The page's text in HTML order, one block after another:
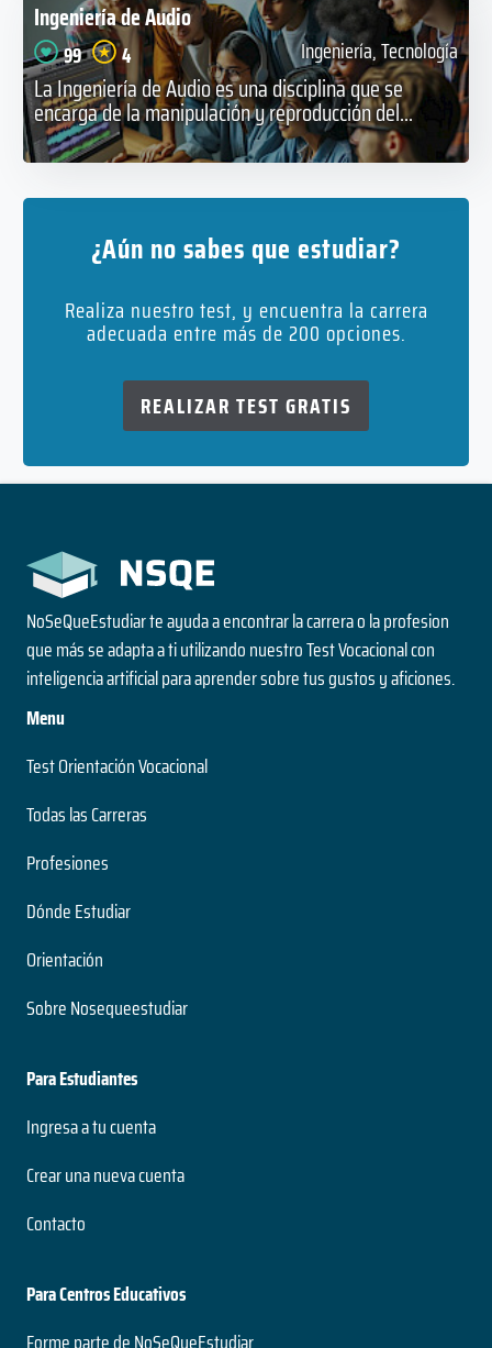
Ingeniería de Audio
99 4 Ingeniería, Tecnología
La Ingeniería de Audio es una disciplina que se
encarga de la manipulación y reproducción del...
¿Aún no sabes que estudiar?
Realiza nuestro test, y encuentra la carrera
adecuada entre más de 200 opciones.
REALIZAR TEST GRATIS
NoSeQueEstudiar te ayuda a encontrar la carrera o la profesion
que más se adapta a ti utilizando nuestro Test Vocacional con
inteligencia artificial para aprender sobre tus gustos y aficiones.
Menu
Test Orientación Vocacional
Todas las Carreras
Profesiones
Dónde Estudiar
Orientación
Sobre Nosequeestudiar
Para Estudiantes
Ingresa a tu cuenta
Crear una nueva cuenta
Contacto
Para Centros Educativos